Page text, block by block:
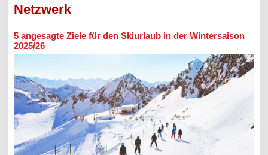
Netzwerk
5 angesagte Ziele für den Skiurlaub in der Wintersaison
2025/26